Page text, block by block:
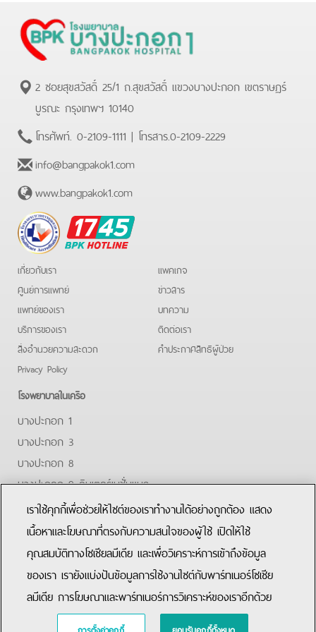
2 ซอยสุขสวัสดิ์ 25/1 ถ.สุขสวัสดิ์ แขวงบางปะกอก เขตราษฏร์
บูรณะ กรุงเทพฯ 10140
โทรศัพท์. 0-2109-1111 | โทรสาร.0-2109-2229
info@bangpakok1.com
www.bangpakok1.com
BPK
Hotline
เกี่ยวกับเรา
ศูนย์การแพทย์
แพทย์ของเรา
บริการของเรา
สิ่งอำนวยความสะดวก
Privacy Policy
แพคเกจ
ข่าวสาร
บทความ
ติดต่อเรา
คําประกาศสิทธิผู้ป่วย
โรงพยาบาลในเครือ
บางปะกอก 1
บางปะกอก 3
บางปะกอก 8
บางปะกอก 9 อินเตอร์เนชั่นแนล
ปิยะเวท
บางปะกอก-รังสิต 2
FacebookYoutubeLine
เราใช้คุกกี้เพื่อช่วยให้ไซต์ของเราทำงานได้อย่างถูกต้อง แสดง
เนื้อหาและโฆษณาที่ตรงกับความสนใจของผู้ใช้ เปิดให้ใช้
คุณสมบัติทางโซเชียลมีเดีย และเพื่อวิเคราะห์การเข้าถึงข้อมูล
ของเรา เรายังแบ่งปันข้อมูลการใช้งานไซต์กับพาร์ทเนอร์โซเชีย
ลมีเดีย การโฆษณาและพาร์ทเนอร์การวิเคราะห์ของเราอีกด้วย